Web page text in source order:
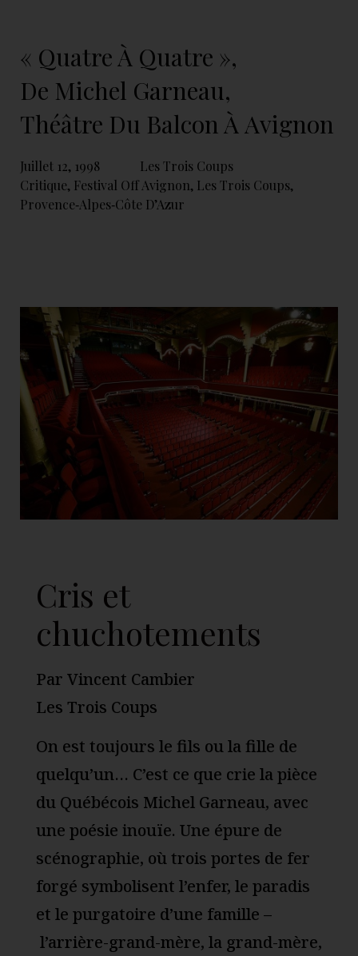
« Quatre À Quatre »,
De Michel Garneau,
Théâtre Du Balcon À Avignon
Juillet 12, 1998
Les Trois Coups
Critique, Festival Off Avignon, Les Trois Coups,
Provence‑Alpes‑Côte D’Azur
Cris et
chuchotements
Par Vincent Cambier
Les Trois Coups
On est toujours le fils ou la fille de
quelqu’un… C’est ce que crie la pièce
du Québécois Michel Garneau, avec
une poésie inouïe. Une épure de
scénographie, où trois portes de fer
forgé symbolisent l’enfer, le paradis
et le purgatoire d’une famille –
l’arrière-grand-mère, la grand-mère,